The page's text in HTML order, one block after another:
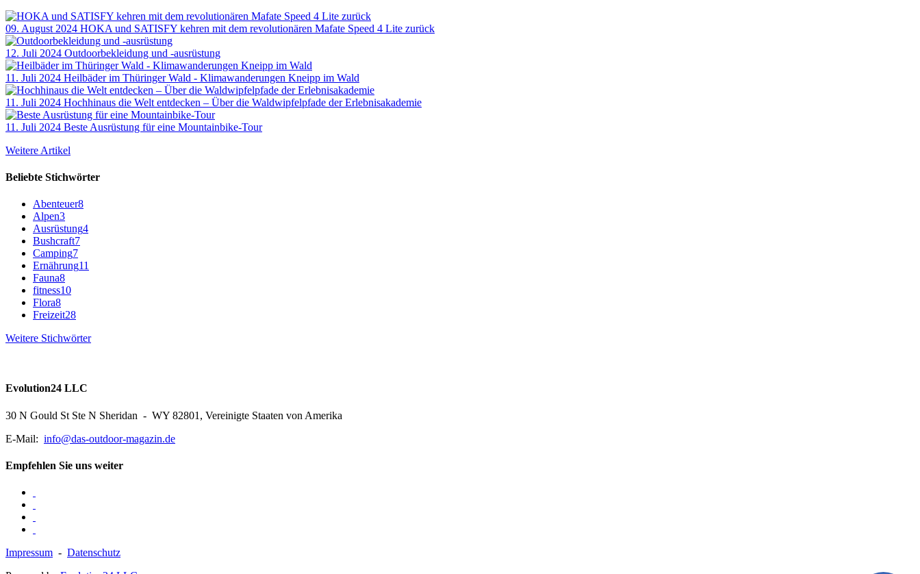
09. August 2024 HOKA und SATISFY kehren mit dem revolutionären Mafate Speed 4 Lite zurück
12. Juli 2024 Outdoorbekleidung und -ausrüstung
11. Juli 2024 Heilbäder im Thüringer Wald - Klimawanderungen Kneipp im Wald
11. Juli 2024 Hochhinaus die Welt entdecken – Über die Waldwipfelpfade der Erlebnisakademie
11. Juli 2024 Beste Ausrüstung für eine Mountainbike-Tour
Weitere Artikel
Beliebte Stichwörter
Abenteuer8
Alpen3
Ausrüstung4
Bushcraft7
Camping7
Ernährung11
Fauna8
fitness10
Flora8
Freizeit28
Weitere Stichwörter
Evolution24 LLC
30 N Gould St Ste N Sheridan - WY 82801, Vereinigte Staaten von Amerika
E-Mail: info@das-outdoor-magazin.de
Empfehlen Sie uns weiter
Impressum - Datenschutz